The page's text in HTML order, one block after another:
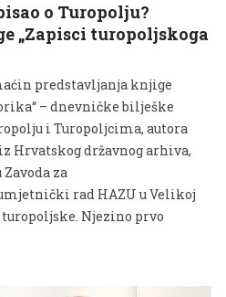
o Turopolju?
„Zapisci turopoljskoga
predstavljanja knjige
– dnevničke bilješke
i Turopoljcima, autora
Hrvatskog državnog arhiva,
za
rad HAZU u Velikoj
Njezino prvo